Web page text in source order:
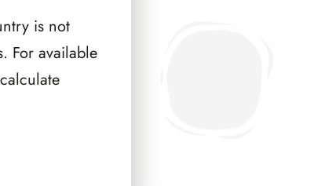
is not
For available